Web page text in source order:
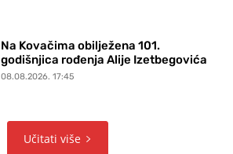
Na Kovačima obilježena 101.
godišnjica rođenja Alije Izetbegovića
08.08.2026. 17:45
Učitati više